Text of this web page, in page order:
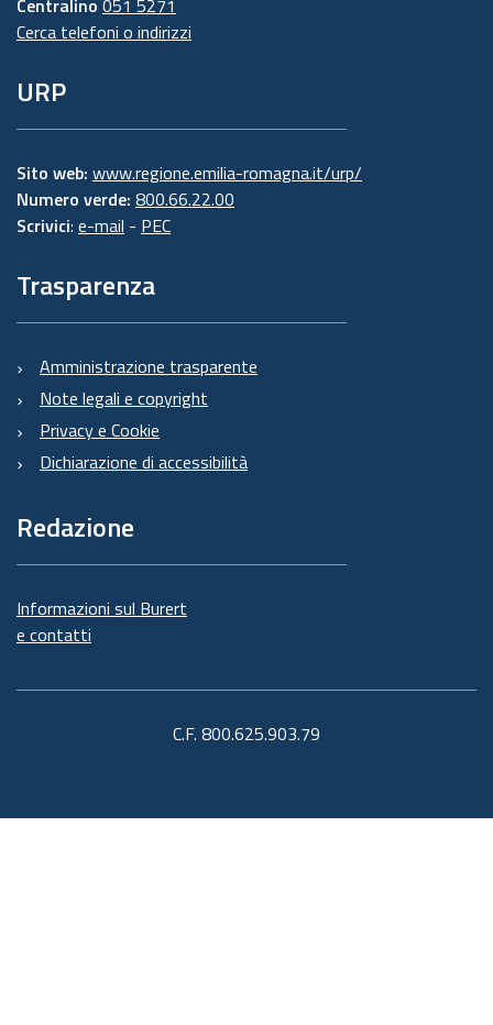
Cerca telefoni o indirizzi
URP
Sito web: www.regione.emilia-romagna.it/urp/
Numero verde: 800.66.22.00
Scrivici: e-mail - PEC
Trasparenza
Amministrazione trasparente
Note legali e copyright
Privacy e Cookie
Dichiarazione di accessibilità
Redazione
Informazioni sul Burert
e contatti
C.F. 800.625.903.79